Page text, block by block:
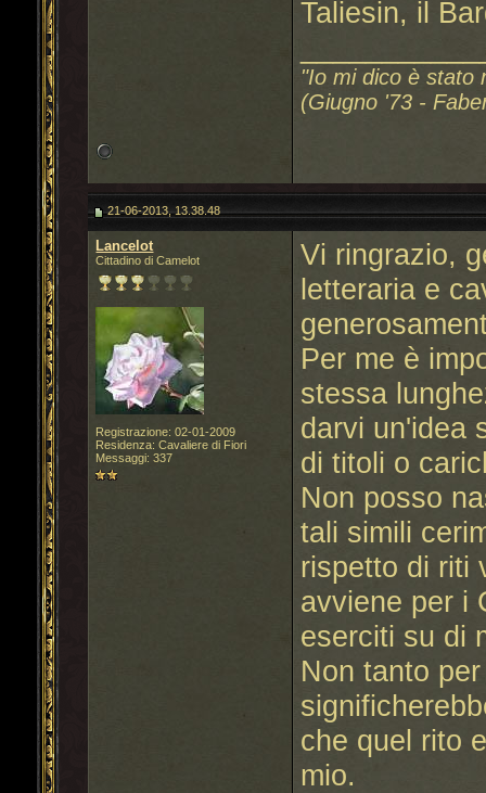
Taliesin, il
"Io mi dico è stato
(Giugno '73 -
21-06-2013, 13.38.48
Lancelot
Cittadino di Camelot
Registrazione: 02-01-2009
Residenza: Cavaliere di Fiori
Messaggi: 337
Vi ringrazio,
letteraria e
Per me è
stessa
darvi un'idea
di titoli o
Non posso
tali simili
rispetto di riti
avviene per i
eserciti su di
Non tanto
che quel rito
mio.